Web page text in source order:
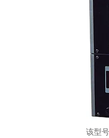
该型